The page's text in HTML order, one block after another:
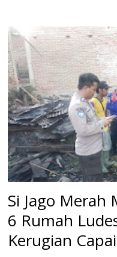
Si Jago Merah
6 Rumah
Kerugian